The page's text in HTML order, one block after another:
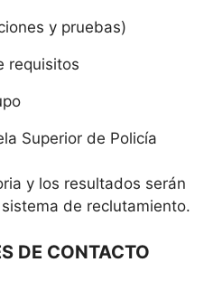
y pruebas)
requisitos
Superior de Policía
y los resultados serán
de reclutamiento.
DE CONTACTO